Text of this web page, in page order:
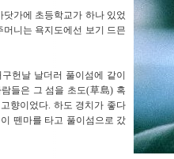
가에 초등학교가 하나 있었
니는 욕지도에선 보기 드믄
헌날 날더러 풀이섬에 같이
들은 그 섬을 초도(草島) 혹
향이었다. 하도 경치가 좋다
뗀마를 타고 풀이섬으로 갔